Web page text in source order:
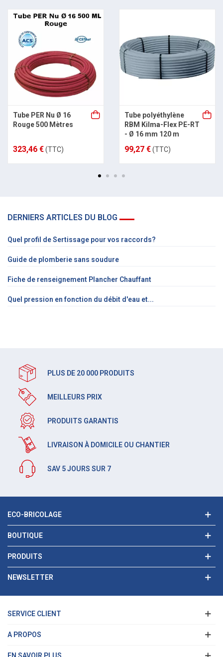
Tube PER Nu Ø 16
Rouge 500 Mètres
323,46 €(TTC)
Tube polyéthylène
RBM Kilma-Flex PE-RT
- Ø 16 mm 120 m
99,27 €(TTC)
DERNIERS ARTICLES DU BLOG
Quel profil de Sertissage pour vos raccords?
Guide de plomberie sans soudure
Fiche de renseignement Plancher Chauffant
Quel pression en fonction du débit d'eau et...
PLUS DE 20 000 PRODUITS
MEILLEURS PRIX
PRODUITS GARANTIS
LIVRAISON À DOMICILE OU CHANTIER
SAV 5 JOURS SUR 7
ECO-BRICOLAGE
BOUTIQUE
PRODUITS
NEWSLETTER
SERVICE CLIENT
A PROPOS
EN SAVOIR PLUS